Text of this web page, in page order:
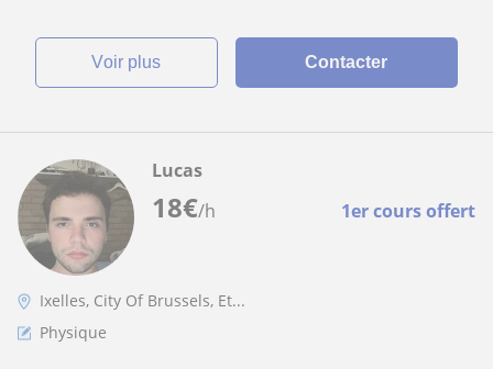
voir plus Contacter
18€/h 1er cours offert
Lucas
Ixelles, City Of Brussels, Et...
Physique